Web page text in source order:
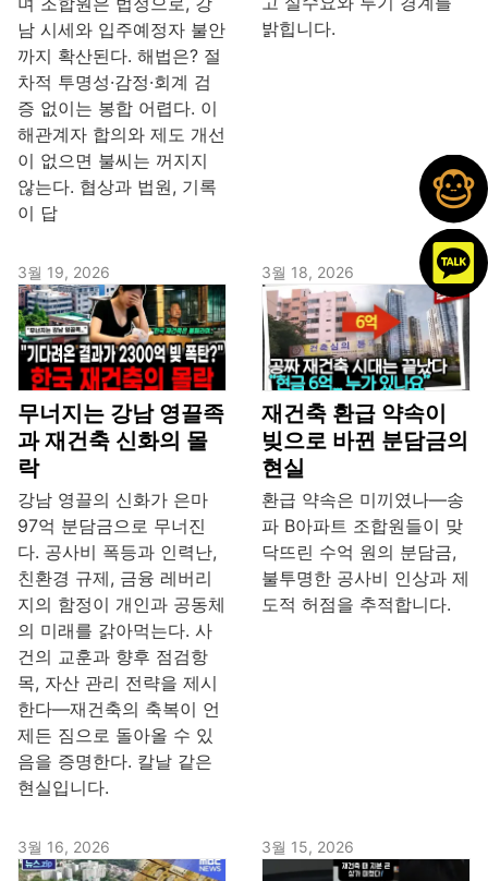
남 시세와 입주예정자 불안
까지 확산된다. 해법은? 절
차적 투명성·감정·회계 검
증 없이는 봉합 어렵다. 이
해관계자 합의와 제도 개선
이 없으면 불씨는 꺼지지
않는다. 협상과 법원, 기록
이 답
밝힙니다.
3월 19, 2026
무너지는 강남 영끌족
과 재건축 신화의 몰
락
강남 영끌의 신화가 은마
97억 분담금으로 무너진
다. 공사비 폭등과 인력난,
친환경 규제, 금융 레버리
지의 함정이 개인과 공동체
의 미래를 갉아먹는다. 사
건의 교훈과 향후 점검항
목, 자산 관리 전략을 제시
한다—재건축의 축복이 언
제든 짐으로 돌아올 수 있
음을 증명한다. 칼날 같은
현실입니다.
3월 18, 2026
재건축 환급 약속이
빚으로 바뀐 분담금의
현실
환급 약속은 미끼였나—송
파 B아파트 조합원들이 맞
닥뜨린 수억 원의 분담금,
불투명한 공사비 인상과 제
도적 허점을 추적합니다.
3월 16, 2026 3월 15, 2026